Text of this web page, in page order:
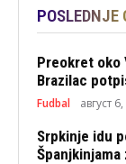
POSLEDNJE
Preokret oko
Brazilac
Fudbal август
Srpkinje idu